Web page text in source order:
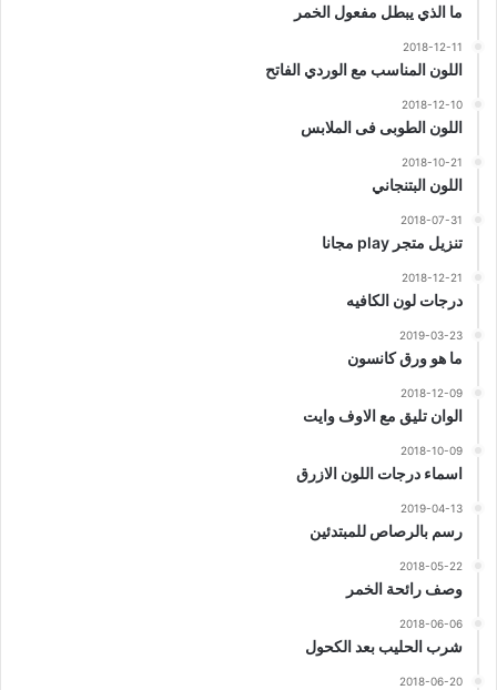
ما الذي يبطل مفعول الخمر
2018-12-11
اللون المناسب مع الوردي الفاتح
2018-12-10
اللون الطوبى فى الملابس
2018-10-21
اللون البتنجاني
2018-07-31
تنزيل متجر play مجانا
2018-12-21
درجات لون الكافيه
2019-03-23
ما هو ورق كانسون
2018-12-09
الوان تليق مع الاوف وايت
2018-10-09
اسماء درجات اللون الازرق
2019-04-13
رسم بالرصاص للمبتدئين
2018-05-22
وصف رائحة الخمر
2018-06-06
شرب الحليب بعد الكحول
2018-06-20